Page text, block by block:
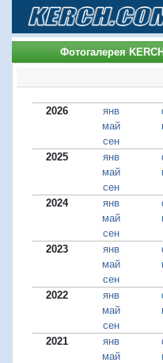
Фотогалерея
2026 янв
май
сен
2025
янв
май
сен
2024
янв
май
сен
2023
янв
май
сен
2022
янв
май
сен
2021
янв
май